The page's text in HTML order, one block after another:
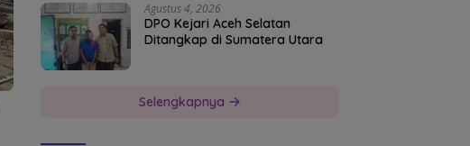
Agustus 4, 2026
DPO Kejari Aceh Selatan
Ditangkap di Sumatera Utara
Selengkapnya